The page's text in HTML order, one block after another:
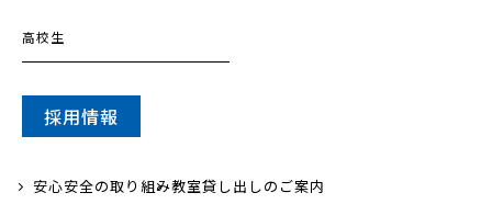
高校生
採用情報
安心安全の取り組み教室貸し出しのご案内